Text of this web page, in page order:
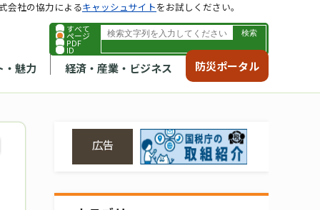
すべて
ページ
PDF
ID
・魅力 経済・産業・ビジネス 防災ポータル
会社の協力によるキャッシュサイトをお試しください。
広告